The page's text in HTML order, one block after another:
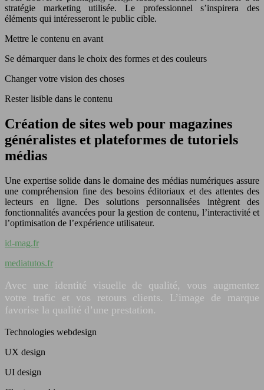
stratégie marketing utilisée. Le professionnel s’inspirera des
éléments qui intéresseront le public cible.
Mettre le contenu en avant
Se démarquer dans le choix des formes et des couleurs
Changer votre vision des choses
Rester lisible dans le contenu
Création de sites web pour magazines
généralistes et plateformes de tutoriels
médias
Une expertise solide dans le domaine des médias numériques assure
une compréhension fine des besoins éditoriaux et des attentes des
lecteurs en ligne. Des solutions personnalisées intègrent des
fonctionnalités avancées pour la gestion de contenu, l’interactivité et
l’optimisation de l’expérience utilisateur.
id-mag.fr
mediatutos.fr
Avec une identité visuelle de qualité, vous augmentez
votre trafic et vos retours clients. L’image de marque
favorise la qualité d’une prestation.
Technologies webdesign
UX design
UI design